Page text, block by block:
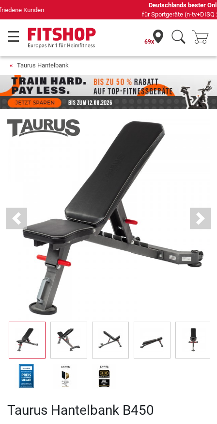
Deutschlands bester Online-Shop
für Sportgeräte (n-tv+DISQ 2016-2024)
69x
Taurus Hantelbank
Previous Next
Taurus Hantelbank B450